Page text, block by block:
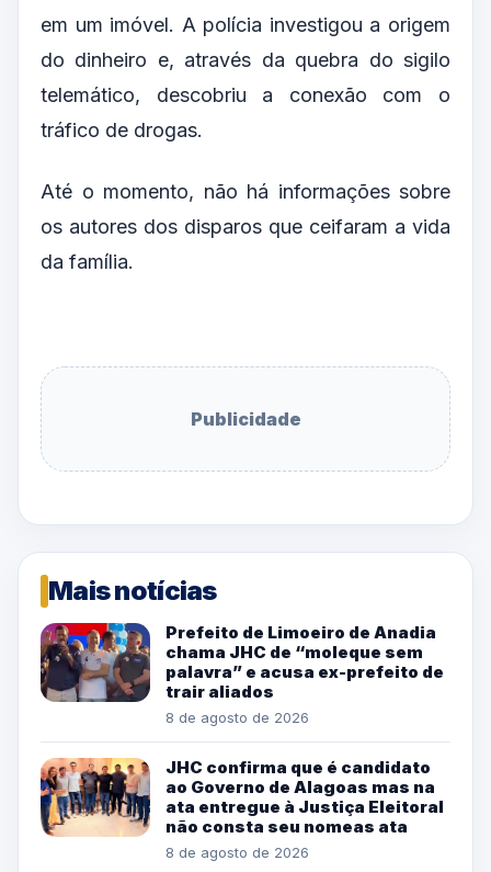
em um imóvel. A polícia investigou a origem
do dinheiro e, através da quebra do sigilo
telemático, descobriu a conexão com o
tráfico de drogas.
Até o momento, não há informações sobre
os autores dos disparos que ceifaram a vida
da família.
Publicidade
Mais notícias
Prefeito de Limoeiro de Anadia
chama JHC de “moleque sem
palavra” e acusa ex-prefeito de
trair aliados
8 de agosto de 2026
JHC confirma que é candidato
ao Governo de Alagoas mas na
ata entregue à Justiça Eleitoral
não consta seu nomeas ata
8 de agosto de 2026